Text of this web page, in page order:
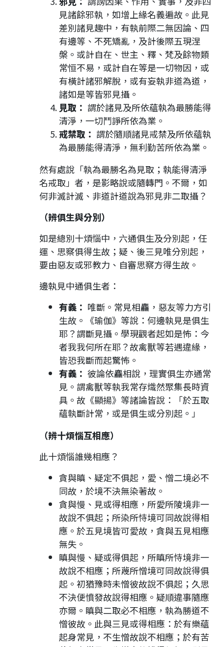
見諸餘邪執，如增上緣名義遍故。此見
差別諸見趣中，有執前際二無因論、四
有邊等、不死矯亂，及計後際五現涅
槃。或計自在、世主、釋、梵及餘物類
常恒不易，或計自在等是一切物因，或
有橫計諸邪解脫，或有妄執非道為道，
諸如是等皆邪見攝。
見取： 謂於諸見及所依蘊執為最勝能得
清淨，一切鬥諍所依為業。
戒禁取： 謂於隨順諸見戒禁及所依蘊執
為最勝能得清淨，無利勤苦所依為業。
然有處說「執為最勝名為見取；執能得清淨
名戒取」者，是影略說或隨轉門。不爾，如
何非滅計滅、非道計道說為邪見非二取攝？
（辨俱生與分別）
如是總別十煩惱中，六通俱生及分別起，任
運、思察俱得生故；疑、後三見唯分別起，
要由惡友或邪教力、自審思察方得生故。
邊執見中通俱生者：
有義： 唯斷。常見相麤，惡友等力方引
生故。《瑜伽》等說：何邊執見是俱生
耶？謂斷見攝。學現觀者起如是怖：今
者我我何所在耶？故禽獸等若遇違緣，
皆恐我斷而起驚怖。
有義： 彼論依麤相說，理實俱生亦通常
見。謂禽獸等執我常存熾然聚集長時資
具。故《顯揚》等諸論皆說：「於五取
蘊執斷計常，或是俱生或分別起。」
（辨十煩惱互相應）
此十煩惱誰幾相應？
貪與瞋、疑定不俱起，愛、憎二境必不
同故，於境不決無染著故。
貪與慢、見或得相應，所愛所陵境非一
故說不俱起；所染所恃境可同故說得相
應。於五見境皆可愛故，貪與五見相應
無失。
瞋與慢、疑或得俱起，所瞋所恃境非一
故說不相應；所蔑所憎境可同故說得俱
起。初猶豫時未憎彼故說不俱起；久思
不決便憤發故說得相應。疑順違事隨應
亦爾。瞋與二取必不相應，執為勝道不
憎彼故。此與三見或得相應：於有樂蘊
起身常見，不生憎故說不相應；於有苦